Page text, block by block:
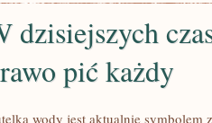
dzisiejszych
pić każdy
wody jest aktualnie symbolem